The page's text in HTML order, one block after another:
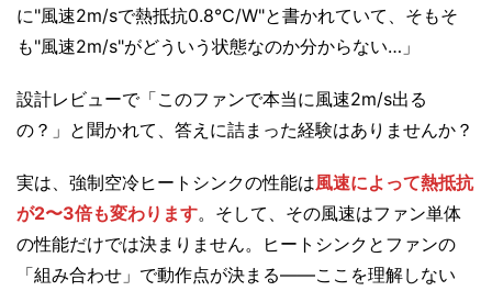
に"風速2m/sで熱抵抗0.8℃/W"と書かれていて、そもそ
も"風速2m/s"がどういう状態なのか分からない…」
設計レビューで「このファンで本当に風速2m/s出る
の？」と聞かれて、答えに詰まった経験はありませんか？
実は、強制空冷ヒートシンクの性能は風速によって熱抵抗
が2〜3倍も変わります。そして、その風速はファン単体
の性能だけでは決まりません。ヒートシンクとファンの
「組み合わせ」で動作点が決まる——ここを理解しない